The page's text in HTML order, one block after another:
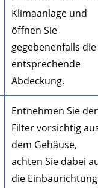
Klimaanlage und
öffnen Sie
gegebenenfalls die
entsprechende
Abdeckung.
Entnehmen Sie
Filter vorsichtig
dem Gehäuse,
achten Sie dabei
die Einbaurichtung